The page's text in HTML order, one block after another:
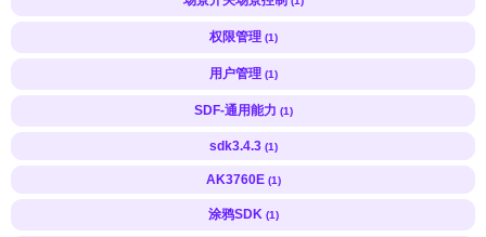
权限管理 (1)
用户管理 (1)
SDF-通用能力 (1)
sdk3.4.3 (1)
AK3760E (1)
涂鸦SDK (1)